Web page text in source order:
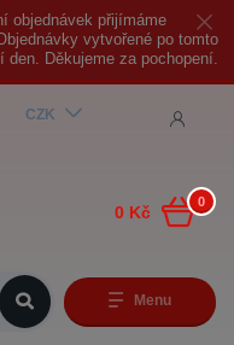
objednávek přijímáme
vytvořené po tomto
Děkujeme za pochopení.
Menu
CZK
0
0 Kč